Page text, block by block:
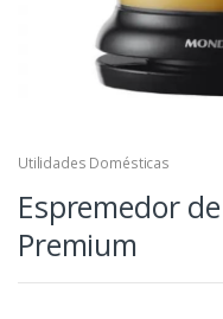
Utilidades Domésticas
Espremedor
Premium